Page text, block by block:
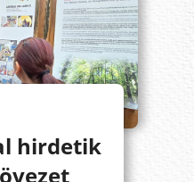
hirdetik